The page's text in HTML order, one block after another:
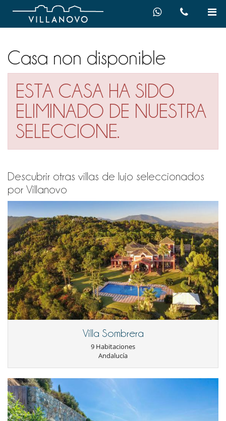
Casa non disponible
ESTA CASA HA SIDO
ELIMINADO DE NUESTRA
SELECCIONE.
Descubrir otras villas de lujo seleccionados
por Villanovo
Villa Sombrera
9 Habitaciones
Andalucía